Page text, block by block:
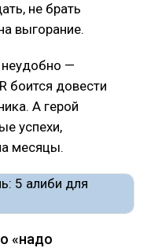
не брать
выгорание.
неудобно —
боится довести
А герой
успехи,
месяцы.
«надо